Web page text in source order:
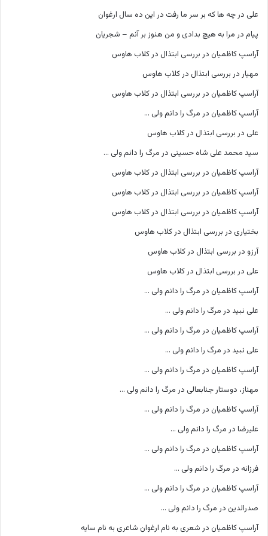
علی در چه ها که بر سر ما رفت در این ده سال ارغوان
پیام در مرا به هیچ بدادی و من هنوز بر آنم – شجریان
آراسپ کاظمیان در بررسی ابتذال در کلاب هاوس
مهیار در بررسی ابتذال در کلاب هاوس
آراسپ کاظمیان در بررسی ابتذال در کلاب هاوس
آراسپ کاظمیان در مرگ را دانم ولی …
علی در بررسی ابتذال در کلاب هاوس
سید محمد علی شاه حسینی در مرگ را دانم ولی …
آراسپ کاظمیان در بررسی ابتذال در کلاب هاوس
آراسپ کاظمیان در بررسی ابتذال در کلاب هاوس
آراسپ کاظمیان در بررسی ابتذال در کلاب هاوس
بختیاری در بررسی ابتذال در کلاب هاوس
آرزو در بررسی ابتذال در کلاب هاوس
علی در بررسی ابتذال در کلاب هاوس
آراسپ کاظمیان در مرگ را دانم ولی …
علی نبید در مرگ را دانم ولی …
آراسپ کاظمیان در مرگ را دانم ولی …
علی نبید در مرگ را دانم ولی …
آراسپ کاظمیان در مرگ را دانم ولی …
مهناز، دوستار جنابعالی در مرگ را دانم ولی …
آراسپ کاظمیان در مرگ را دانم ولی …
علیرضا در مرگ را دانم ولی …
آراسپ کاظمیان در مرگ را دانم ولی …
فرزانه در مرگ را دانم ولی …
آراسپ کاظمیان در مرگ را دانم ولی …
صدرالدین در مرگ را دانم ولی …
آراسپ کاظمیان در شعری به نام ارغوان شاعری به نام سایه